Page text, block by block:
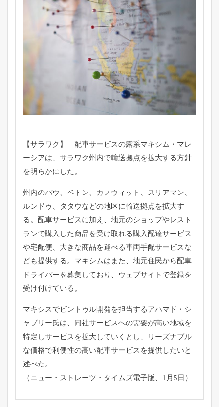
【サラワク】 配車サービスの露系マキシム・マレ
ーシアは、サラワク州内で輸送拠点を拡大する方針
を明らかにした。
州内のバウ、ベトン、カノウィット、スリアマン、
ルンドゥ、タタウなどの地区に輸送拠点を拡大す
る。配車サービスに加え、地元のショップやレスト
ランで購入した商品を受け取れる購入配達サービス
や宅配便、大きな商品を運べる車両手配サービスな
ども提供する。マキシムはまた、地元住民から配車
ドライバーを募集しており、ウェブサイトで登録を
受け付けている。
マキシスでビントゥル開発を担当するアハマド・シ
ャブリー氏は、同社サービスへの需要が高い地域を
特定しサービスを拡大していくとし、リーズナブル
な価格で利便性の高い配車サービスを提供したいと
述べた。
（ニュー・ストレーツ・タイムズ電子版、1月5日）